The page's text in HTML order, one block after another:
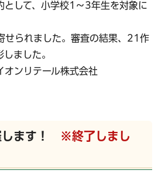
として、小学校1～3年生を対象に
せられました。審査の結果、21作
ました。
ンリテール株式会社
します！
※終了しまし